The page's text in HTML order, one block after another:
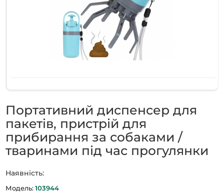
Портативний диспенсер для
пакетів, пристрій для
прибирання за собаками /
тваринами під час прогулянки
Наявність:
Модель: 103944